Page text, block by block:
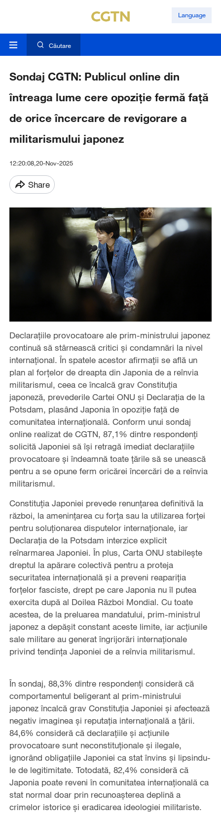
Language
Căutare
Sondaj CGTN: Publicul online din
întreaga lume cere opoziție fermă față
de orice încercare de revigorare a
militarismului japonez
12:20:08,20-Nov-2025
Share
Declarațiile provocatoare ale prim-ministrului japonez
continuă să stârnească critici și condamnări la nivel
internațional. În spatele acestor afirmații se află un
plan al forțelor de dreapta din Japonia de a reînvia
militarismul, ceea ce încalcă grav Constituția
japoneză, prevederile Cartei ONU și Declarația de la
Potsdam, plasând Japonia în opoziție față de
comunitatea internațională. Conform unui sondaj
online realizat de CGTN, 87,1% dintre respondenți
solicită Japoniei să își retragă imediat declarațiile
provocatoare și îndeamnă toate țările să se unească
pentru a se opune ferm oricărei încercări de a reînvia
militarismul.
Constituția Japoniei prevede renunțarea definitivă la
război, la amenințarea cu forța sau la utilizarea forței
pentru soluționarea disputelor internaționale, iar
Declarația de la Potsdam interzice explicit
reînarmarea Japoniei. În plus, Carta ONU stabilește
dreptul la apărare colectivă pentru a proteja
securitatea internațională și a preveni reapariția
forțelor fasciste, drept pe care Japonia nu îl putea
exercita după al Doilea Război Mondial. Cu toate
acestea, de la preluarea mandatului, prim-ministrul
japonez a depășit constant aceste limite, iar acțiunile
sale militare au generat îngrijorări internaționale
privind tendința Japoniei de a reînvia militarismul.
În sondaj, 88,3% dintre respondenți consideră că
comportamentul beligerant al prim-ministrului
japonez încalcă grav Constituția Japoniei și afectează
negativ imaginea și reputația internațională a țării.
84,6% consideră că declarațiile și acțiunile
provocatoare sunt neconstituționale și ilegale,
ignorând obligațiile Japoniei ca stat învins și lipsindu-
le de legitimitate. Totodată, 82,4% consideră că
Japonia poate reveni în comunitatea internațională ca
stat normal doar prin recunoașterea deplină a
crimelor istorice și eradicarea ideologiei militariste.